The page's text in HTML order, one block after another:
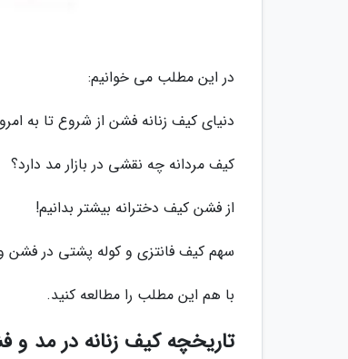
در این مطلب می خوانیم:
دنیای کیف زنانه فشن از شروع تا به
کیف مردانه چه نقشی در بازار مد دارد؟
از فشن کیف دخترانه بیشتر بدانیم!
سهم کیف فانتزی و کوله پشتی در فشن
با هم این مطلب را مطالعه کنید.
تاریخچه کیف زنانه در مد و